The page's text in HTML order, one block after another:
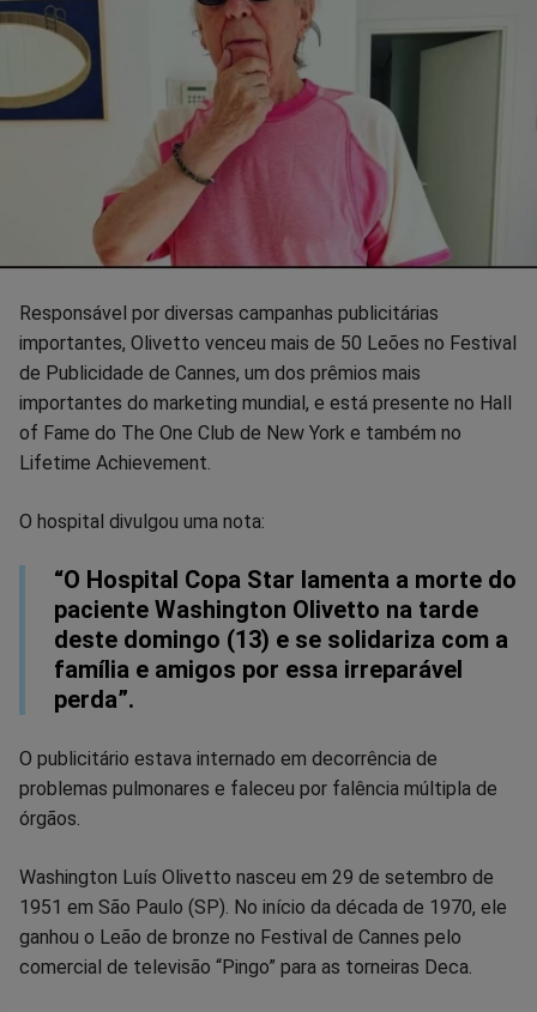
Responsável por diversas campanhas publicitárias
importantes, Olivetto venceu mais de 50 Leões no Festival
de Publicidade de Cannes, um dos prêmios mais
importantes do marketing mundial, e está presente no Hall
of Fame do The One Club de New York e também no
Lifetime Achievement.
O hospital divulgou uma nota:
“O Hospital Copa Star lamenta a morte do
paciente Washington Olivetto na tarde
deste domingo (13) e se solidariza com a
família e amigos por essa irreparável
perda”.
O publicitário estava internado em decorrência de
problemas pulmonares e faleceu por falência múltipla de
órgãos.
Washington Luís Olivetto nasceu em 29 de setembro de
1951 em São Paulo (SP). No início da década de 1970, ele
ganhou o Leão de bronze no Festival de Cannes pelo
comercial de televisão “Pingo” para as torneiras Deca.